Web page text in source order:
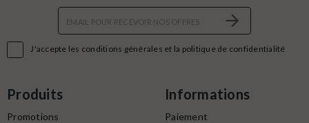
J'accepte les conditions générales et la politique de confidentialité
Produits
Promotions
Informations
Paiement